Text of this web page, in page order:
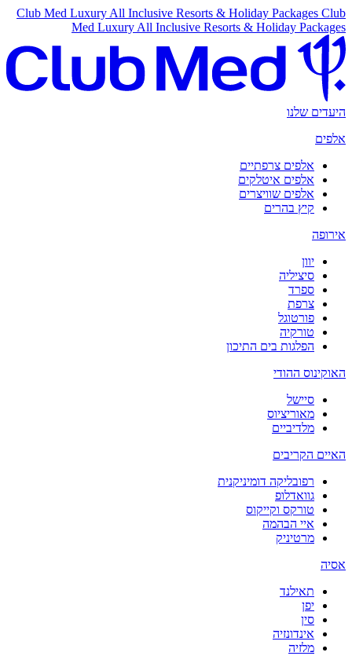
Club Med Luxury All Inclusive Resorts & Holiday Packages Club
Med Luxury All Inclusive Resorts & Holiday Packages
היעדים שלנו
אלפים
אלפים צרפתיים
אלפים איטלקים
אלפים שוויצרים
קיץ בהרים
אירופה
יוון
סיציליה
ספרד
צרפת
פורטוגל
טורקיה
הפלגות בים התיכון
האוקינוס ההודי
סיישל
מאוריציוס
מלדיביים
האיים הקריבים
רפובליקה דומיניקנית
גוואדלופ
טורקס וקייקוס
איי הבהמה
מרטיניק
אסיה
תאילנד
יפן
סין
אינדונזיה
מלזיה